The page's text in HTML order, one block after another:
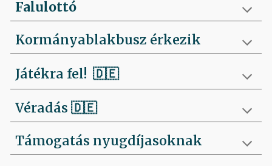
Falulottó
Kormányablakbusz érkezik
Játékra fel!🇩🇪
Véradás🇩🇪
Támogatás nyugdíjasoknak